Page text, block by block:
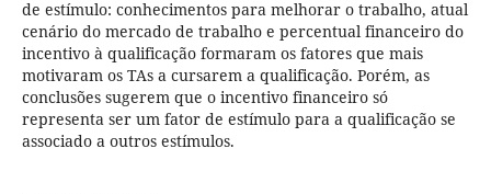
de estímulo: conhecimentos para melhorar o trabalho, atual
cenário do mercado de trabalho e percentual financeiro do
incentivo à qualificação formaram os fatores que mais
motivaram os TAs a cursarem a qualificação. Porém, as
conclusões sugerem que o incentivo financeiro só
representa ser um fator de estímulo para a qualificação se
associado a outros estímulos.